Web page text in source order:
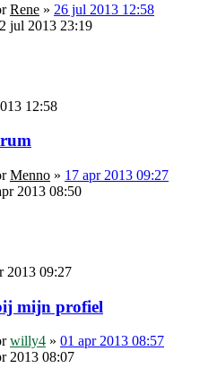
Rene » 26 jul 2013 12:58
jul 2013 23:19
12:58
Menno » 17 apr 2013 09:27
2013 08:50
2013 09:27
mijn profiel
willy4 » 01 apr 2013 08:57
2013 08:07